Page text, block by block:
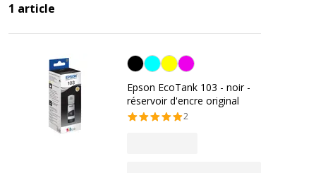
1 article
Noir
Epson EcoTank 103 - noir -
réservoir d'encre original
2